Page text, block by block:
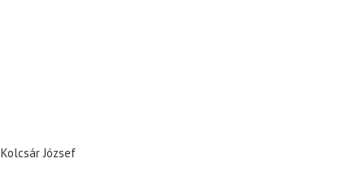
Kolcsár József